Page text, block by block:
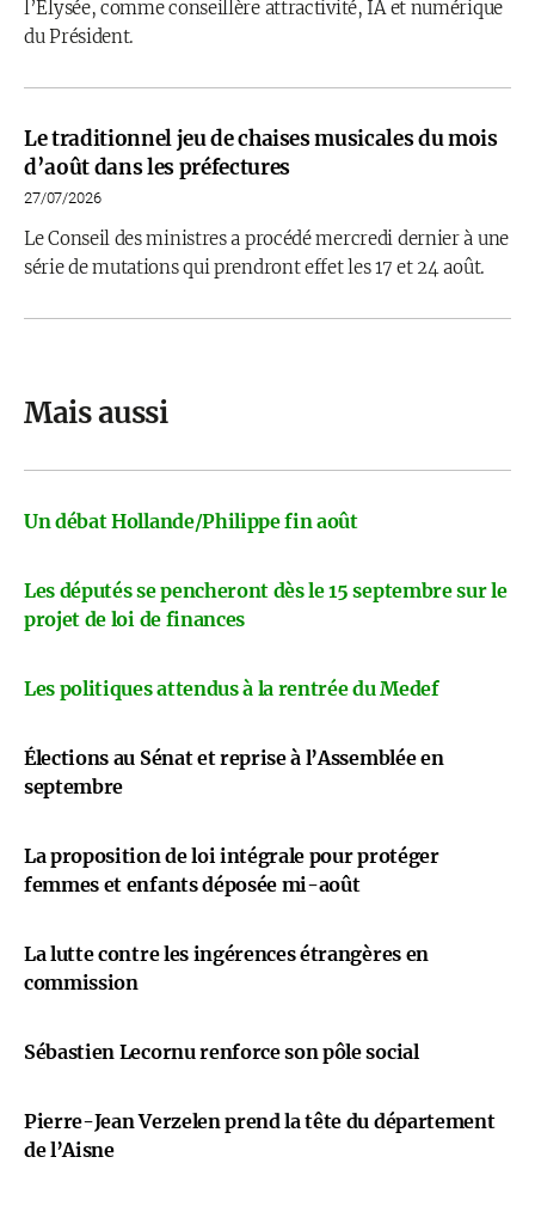
l’Élysée, comme conseillère attractivité, IA et numérique
du Président.
Le traditionnel jeu de chaises musicales du mois
d’août dans les préfectures
27/07/2026
Le Conseil des ministres a procédé mercredi dernier à une
série de mutations qui prendront effet les 17 et 24 août.
Mais aussi
Un débat Hollande/Philippe fin août
Les députés se pencheront dès le 15 septembre sur le
projet de loi de finances
Les politiques attendus à la rentrée du Medef
Élections au Sénat et reprise à l’Assemblée en
septembre
La proposition de loi intégrale pour protéger
femmes et enfants déposée mi-août
La lutte contre les ingérences étrangères en
commission
Sébastien Lecornu renforce son pôle social
Pierre-Jean Verzelen prend la tête du département
de l’Aisne